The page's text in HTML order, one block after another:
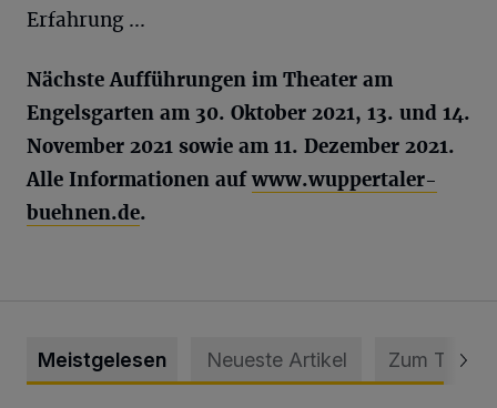
Erfahrung ...
Nächste Aufführungen im Theater am
Engelsgarten am 30. Oktober 2021, 13. und 14.
November 2021 sowie am 11. Dezember 2021.
Alle Informationen aufwww.wuppertaler-
buehnen.de.
Meistgelesen Neueste Artikel Zum Thema